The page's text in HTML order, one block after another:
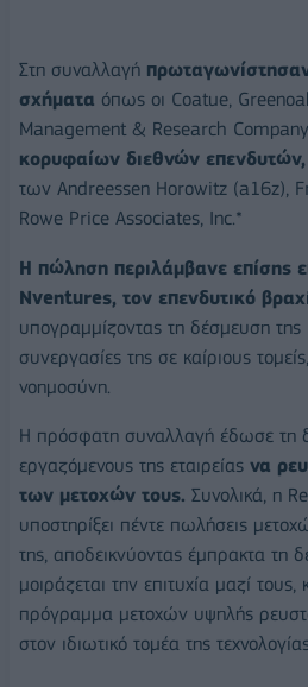
Στη συναλλαγή
σχήματα όπως οι Coatue,
Management & Research
κορυφαίων διεθνών επενδυτών,
των Andreessen Horowitz (a16z),
Rowe Price Associates, Inc.*
Η πώληση περιλάμβανε επίσης
Nventures, τον επενδυτικό
υπογραμμίζοντας τη δέσμευση της
συνεργασίες της σε καίριους
νοημοσύνη.
H πρόσφατη συναλλαγή έδωσε τη
εργαζόμενους της εταιρείας να
των μετοχών τους. Συνολικά, η
υποστηρίξει πέντε πωλήσεις
της, αποδεικνύοντας έμπρακτα τη
μοιράζεται την επιτυχία μαζί
πρόγραμμα μετοχών υψηλής
στον ιδιωτικό τομέα της